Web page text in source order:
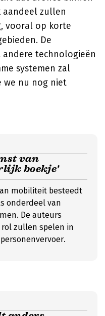
aandeel zullen
vooral op korte
De
technologieën
systemen zal
we nu nog niet
van
boekje'
mobiliteit besteedt
onderdeel van
De auteurs
zullen spelen in